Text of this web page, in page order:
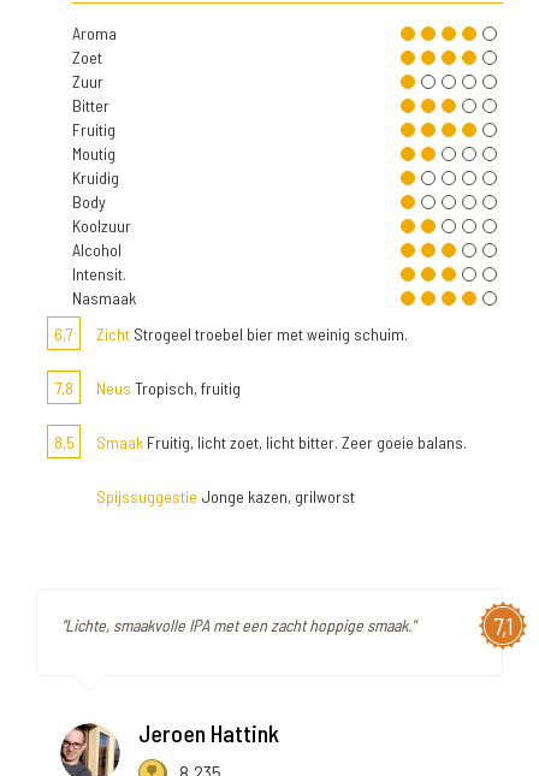
Aroma
Zoet
Zuur
Bitter
Fruitig
Moutig
Kruidig
Body
Koolzuur
Alcohol
Intensit.
Nasmaak
6,7
Zicht Strogeel troebel bier met weinig schuim.
7,8 Neus Tropisch, fruitig
8,5 Smaak Fruitig, licht zoet, licht bitter. Zeer goeie balans.
Spijssuggestie Jonge kazen, grilworst
7,1
"Lichte, smaakvolle IPA met een zacht hoppige smaak."
Jeroen Hattink